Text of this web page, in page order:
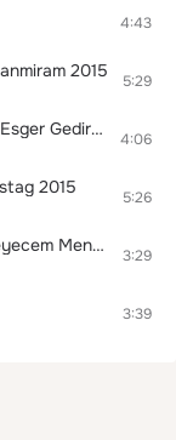
4:43
2015 5:29
Ferhad Bicare ft Baba Niyameddin - Esger Gedirem 2015 4:06
2015 5:26
Mena Aliyev ft Elxan Cuvarli - Gelmeyecem Men 2015 (DJ ADILGEO) 3:29
3:39